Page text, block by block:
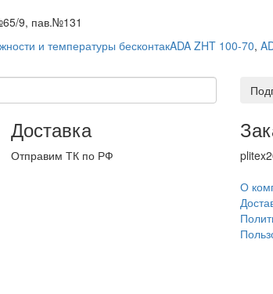
9, пав.№131
и температуры бесконтакADA ZHT 100-70,
Доставка
Отправим ТК по РФ
О